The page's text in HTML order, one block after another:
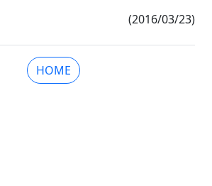
(2016/03/23)
HOME